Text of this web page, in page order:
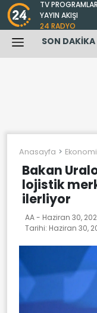
TV
YAYIN AKIŞI
24 RADYO
SON DAKİKA
Anasayfa Ekonomi
Bakan
lojistik
ilerliyor
AA - Haziran 30,
Tarihi: Haziran 30,